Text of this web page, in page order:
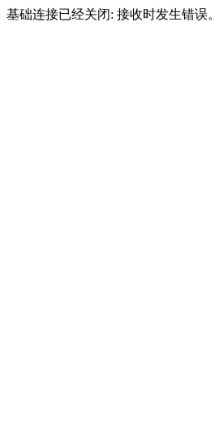
基础连接已经关闭: 接收时发生错误。